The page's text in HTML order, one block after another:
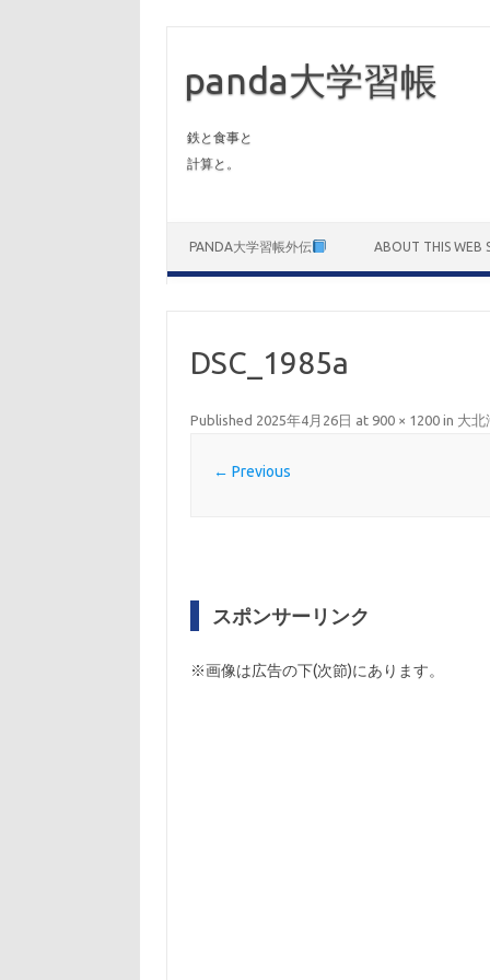
panda大学習帳
鉄と食事と
計算と。
PANDA大学習帳外伝 ABOUT THIS WEB
DSC_1985a
Published 2025年4月26日 at 900 × 1200in 大北
← Previous
スポンサーリンク
※画像は広告の下(次節)にあります。